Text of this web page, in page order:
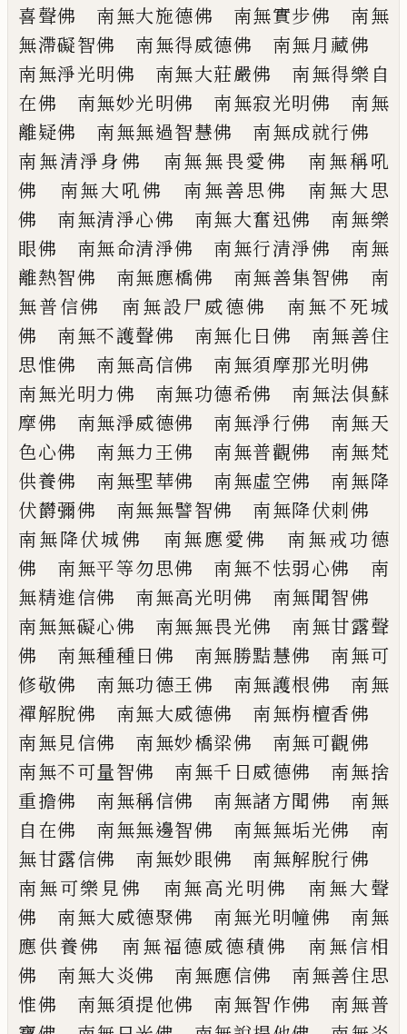
喜聲佛 南無大施德佛 南無實步佛 南無
無滯礙智佛 南無得威德佛 南無月藏佛
南無淨光明佛 南無大莊嚴佛 南無得樂自
在佛 南無妙光明佛 南無寂光明佛 南無
離疑佛 南無無過智慧佛 南無成就行佛
南無清淨身佛 南無無畏愛佛 南無稱吼
佛 南無大吼佛 南無善思佛 南無大思
佛 南無清淨心佛 南無大奮迅佛 南無樂
眼佛 南無命清淨佛 南無行清淨佛 南無
離熱智佛 南無應橋佛 南無善集智佛 南
無普信佛 南無設尸威德佛 南無不死城
佛 南無不護聲佛 南無化日佛 南無善住
思惟佛 南無高信佛 南無須摩那光明佛
南無光明力佛 南無功德希佛 南無法俱蘇
摩佛 南無淨威德佛 南無淨行佛 南無天
色心佛 南無力王佛 南無普觀佛 南無梵
供養佛 南無聖華佛 南無虛空佛 南無降
伏欝彌佛 南無無譬智佛 南無降伏刺佛
南無降伏城佛 南無應愛佛 南無戒功德
佛 南無平等勿思佛 南無不怯弱心佛
南
無精進信佛 南無高光明佛 南無聞智佛
南無無礙心佛 南無無畏光佛 南無甘露聲
佛 南無種種日佛 南無勝黠慧佛
南無可
修敬佛 南無功德王佛 南無護根佛 南無
禪解脫佛 南無大威德佛 南無栴檀香佛
南無見信佛 南無妙橋梁佛 南無可觀佛
南無不可量智佛 南無千日威德佛 南無捨
重擔佛 南無稱信佛 南無諸方聞佛 南無
自在佛 南無無邊智佛 南無無垢光佛 南
無甘露信佛 南無妙眼佛 南無解脫行佛
南無可樂見佛 南無高光明佛 南無大聲
佛 南無大威德聚佛
南無光明幢佛 南無
應供養佛 南無福德威德積佛 南無信相
佛 南無大炎佛 南無應信佛 南無善住思
惟佛 南無須提他佛 南無智作佛 南無普